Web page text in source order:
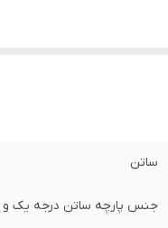
ساتن
جنس پارچه ساتن درجه یک